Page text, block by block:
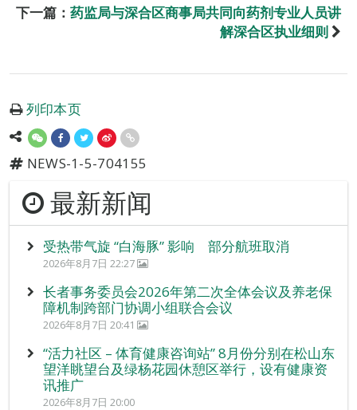
下一篇： 药监局与深合区商事局共同向药剂专业人员讲
解深合区执业细则
列印本页
NEWS-1-5-704155
最新新闻
受热带气旋 “白海豚” 影响 部分航班取消
2026年8月7日 22:27
长者事务委员会2026年第二次全体会议及养老保
障机制跨部门协调小组联合会议
2026年8月7日 20:41
“活力社区 – 体育健康咨询站” 8月份分别在松山东
望洋眺望台及绿杨花园休憩区举行，设有健康资
讯推广
2026年8月7日 20:00